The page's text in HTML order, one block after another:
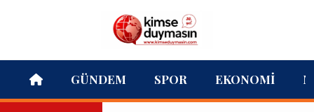
GÜNDEM SPOR EKONOMI